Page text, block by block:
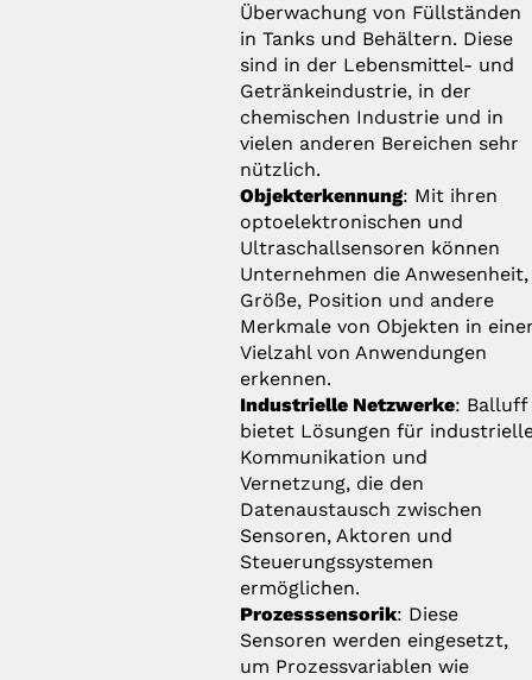
Überwachung von Füllständen
in Tanks und Behältern. Diese
sind in der Lebensmittel- und
Getränkeindustrie, in der
chemischen Industrie und in
vielen anderen Bereichen sehr
nützlich.
Objekterkennung: Mit ihren
optoelektronischen und
Ultraschallsensoren können
Unternehmen die Anwesenheit,
Größe, Position und andere
Merkmale von Objekten in
Vielzahl von Anwendungen
erkennen.
Industrielle Netzwerke: Balluff
bietet Lösungen für
Kommunikation und
Vernetzung, die den
Datenaustausch zwischen
Sensoren, Aktoren und
Steuerungssystemen
ermöglichen.
Prozesssensorik: Diese
Sensoren werden eingesetzt,
um Prozessvariablen wie